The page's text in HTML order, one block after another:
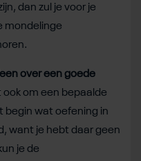
dan zul je voor je
mondelinge
over een goede
ook om een bepaalde
begin wat oefening in
want je hebt daar geen
je de